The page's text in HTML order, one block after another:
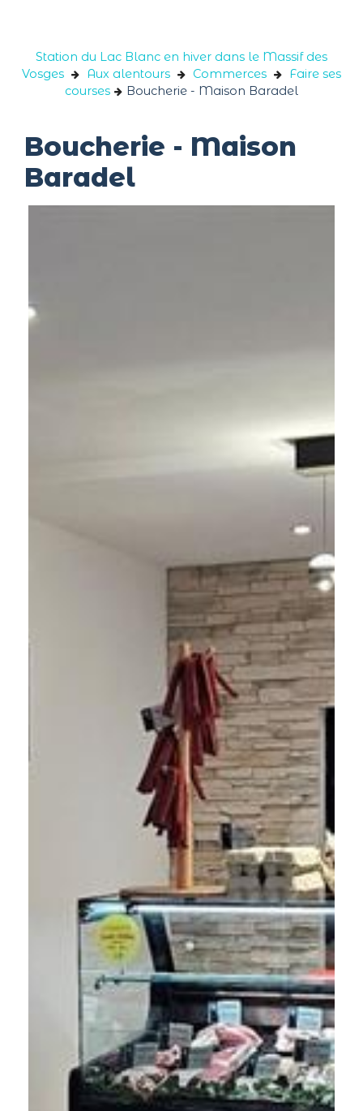
Station du Lac Blanc en hiver dans le Massif des
Vosges
Aux alentours Commerces
Faire ses
courses
Boucherie - Maison Baradel
Boucherie - Maison
Baradel